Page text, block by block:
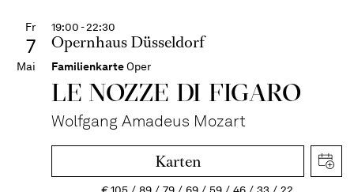
Fr
7
Mai
19:00 - 22:30
Opernhaus Düsseldorf
FamilienkarteOper
LE NOZZE DI FIGARO
Wolfgang Amadeus Mozart
Karten